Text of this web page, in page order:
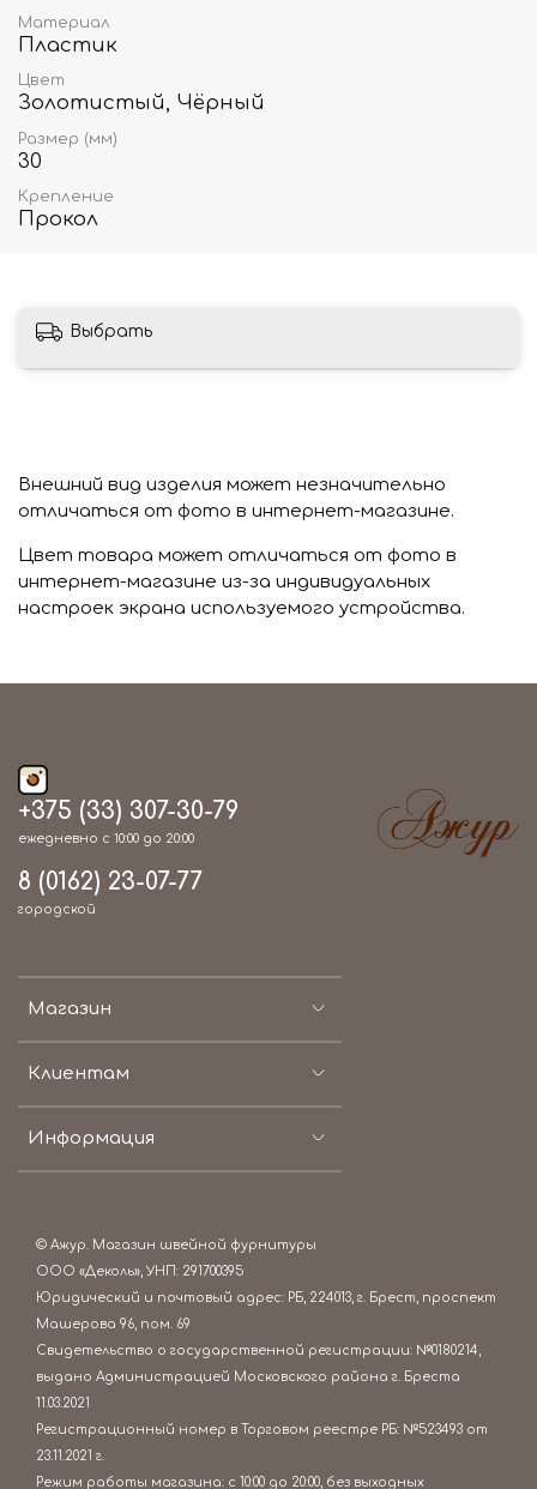
Материал
Пластик
Цвет
Золотистый, Чёрный
Размер (мм)
30
Крепление
Прокол
Выбрать
Внешний вид изделия может незначительно
отличаться от фото в интернет-магазине.
Цвет товара может отличаться от фото в
интернет-магазине из-за индивидуальных
настроек экрана используемого устройства.
Магазин
Клиентам
Информация
+375 (33) 307-30-79
ежедневно с 10:00 до 20:00
8 (0162) 23-07-77
городской
© Ажур. Магазин швейной фурнитуры
ООО «Деколь», УНП: 291700395
Юридический и почтовый адрес: РБ, 224013, г. Брест, проспект
Машерова 96, пом. 69
Свидетельство о государственной регистрации: №0180214,
выдано Администрацией Московского района г. Бреста
11.03.2021
Регистрационный номер в Торговом реестре РБ: №523493 от
23.11.2021 г.
Режим работы магазина: c 10:00 до 20:00, без выходных